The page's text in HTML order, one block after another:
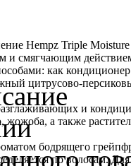
Hempz Triple
смягчающим
как
цитрусово-
и
а также
бодрящего
по волосам.